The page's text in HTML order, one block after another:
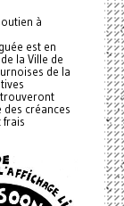
à
est en
la Ville de
de la
créances
frais